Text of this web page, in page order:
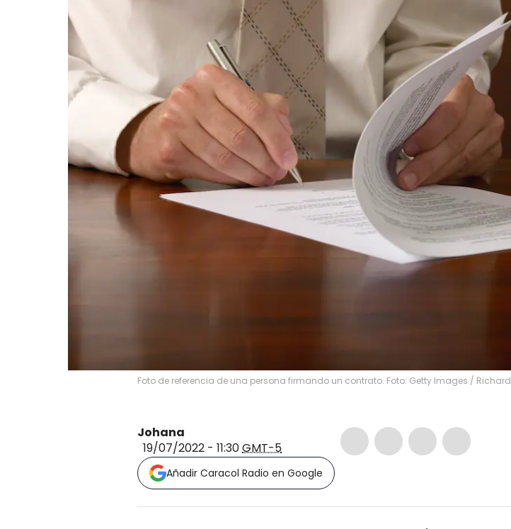
Foto de referencia de una persona firmando un contrato. Foto: Getty Images /
Johana
19/07/2022 - 11:30GMT-5
Añadir Caracol Radio en Google